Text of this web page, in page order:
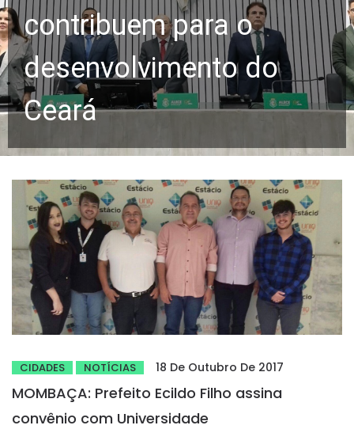
contribuem para o
desenvolvimento do
Ceará
CIDADES NOTÍCIAS 18 De Outubro De 2017
MOMBAÇA: Prefeito Ecildo Filho assina
convênio com Universidade